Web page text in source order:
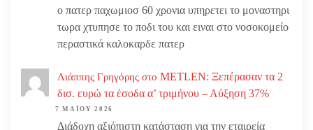
ο πατερ παχωμιοσ 60 χρονια υπηρετει το μοναστηρι
τωρα χτυπησε το ποδι του και ειναι στο νοσοκομείο
περαστικά καλοκαρδε πατερ
Λιάππης Γρηγόρης στο METLEN: Ξεπέρασαν τα 2
δισ. ευρώ τα έσοδα α’ τριμήνου – Αύξηση 37%
7 ΜΑΪ́ΟΥ 2026
Διάδοχη αξιόπιστη κατάσταση για την εταιρεία